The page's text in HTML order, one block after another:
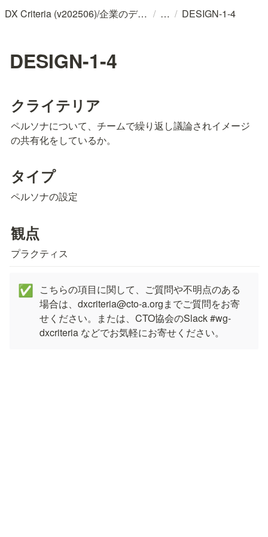
DX Criteria (v202506)/企業のデジタル化とソフトウェア活用のためのガイドライン / / DESIGN-1-4
DESIGN-1-4
クライテリア
ペルソナについて、チームで繰り返し議論されイメージ
の共有化をしているか。
タイプ
ペルソナの設定
観点
プラクティス
✅
こちらの項目に関して、ご質問や不明点のある
場合は、dxcriteria@cto-a.orgまでご質問をお寄
せください。または、CTO協会のSlack #wg-
dxcriteria などでお気軽にお寄せください。